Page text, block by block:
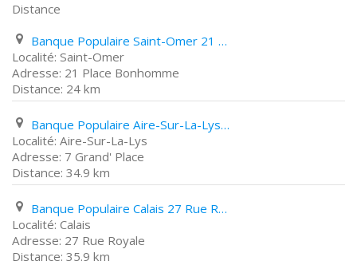
Distance
Banque Populaire Saint-Omer 21 Place Bonhomme
Saint-Omer
21 Place Bonhomme
24 km
Banque Populaire Aire-Sur-La-Lys 7 Grand' Place
Aire-Sur-La-Lys
7 Grand' Place
34.9 km
Banque Populaire Calais 27 Rue Royale
Calais
27 Rue Royale
35.9 km